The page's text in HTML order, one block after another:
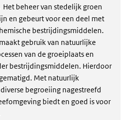
beheer van stedelijk groen
en gebeurt voor een deel met
bestrijdingsmiddelen.
gebruik van natuurlijke
van de groeiplaats en
bestrijdingsmiddelen. Hierdoor
Met natuurlijk
begroeiing nagestreefd
biedt en goed is voor